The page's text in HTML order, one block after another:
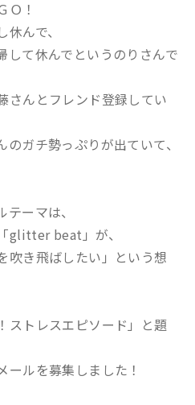
Ｏ！
んで、
して休んでというのりさんで
さんとフレンド登録してい
ガチ勢っぷりが出ていて、
ーマは、
glitter beat」が、
吹き飛ばしたい」という想
ストレスエピソード」と題
ールを募集しました！